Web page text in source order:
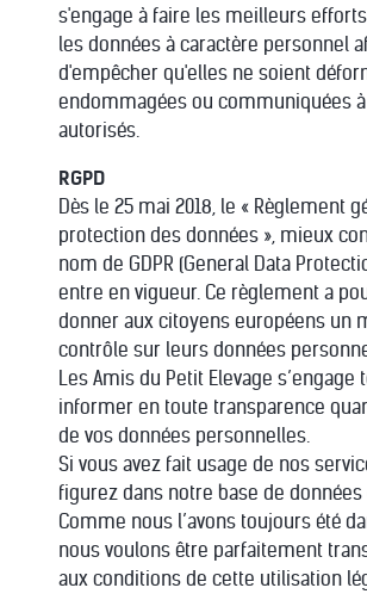
s'engage à faire les meilleurs
les données à caractère personnel
d'empêcher qu'elles ne soient
endommagées ou communiquées
autorisés.
RGPD
Dès le 25 mai 2018, le « Règlement
protection des données », mieux
nom de GDPR (General Data
entre en vigueur. Ce règlement a
donner aux citoyens européens un
contrôle sur leurs données
Les Amis du Petit Elevage
informer en toute transparence
de vos données personnelles.
Si vous avez fait usage de nos
figurez dans notre base de données
Comme nous l’avons toujours été
nous voulons être parfaitement
aux conditions de cette utilisation